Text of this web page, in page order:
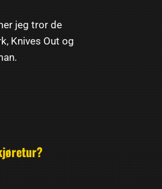
jeg tror de
Knives Out og